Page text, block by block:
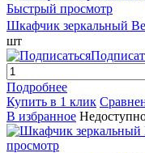
Быстрый просмотр
Шкафчик зеркальный
шт
Подробнее
Купить в 1 клик
В избранное
просмотр